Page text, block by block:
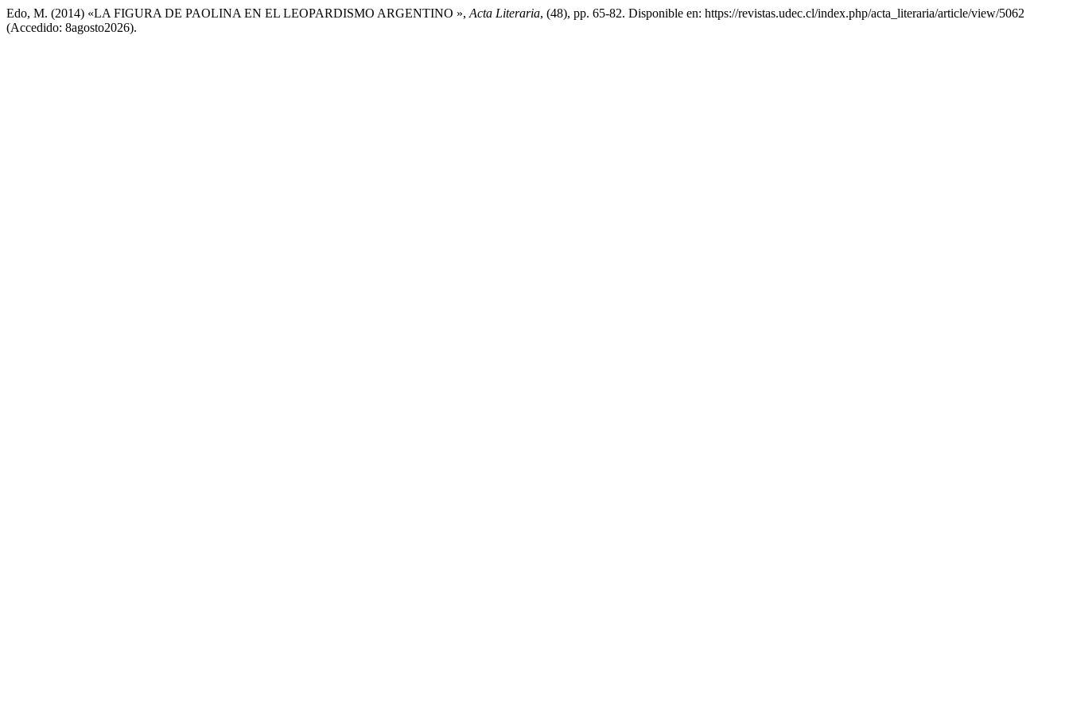
Edo, M. (2014) «LA FIGURA DE PAOLINA EN EL LEOPARDISMO ARGENTINO », Acta Literaria, (48), pp. 65-82. Disponible en: https://revistas.udec.cl/index.php/acta_literaria/article/view/5062
(Accedido: 8agosto2026).